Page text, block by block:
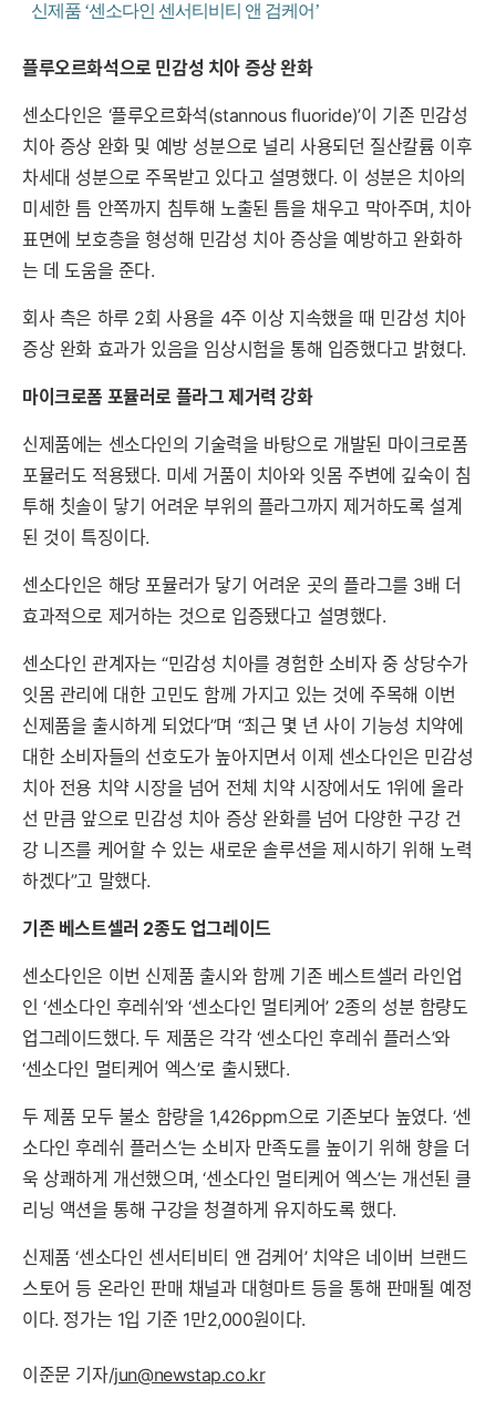
신제품 ‘센소다인 센서티비티 앤 검케어’
플루오르화석으로 민감성 치아 증상 완화
센소다인은 ‘플루오르화석(stannous fluoride)’이 기존 민감성
치아 증상 완화 및 예방 성분으로 널리 사용되던 질산칼륨 이후
차세대 성분으로 주목받고 있다고 설명했다. 이 성분은 치아의
미세한 틈 안쪽까지 침투해 노출된 틈을 채우고 막아주며, 치아
표면에 보호층을 형성해 민감성 치아 증상을 예방하고 완화하
는 데 도움을 준다.
회사 측은 하루 2회 사용을 4주 이상 지속했을 때 민감성 치아
증상 완화 효과가 있음을 임상시험을 통해 입증했다고 밝혔다.
마이크로폼 포뮬러로 플라그 제거력 강화
신제품에는 센소다인의 기술력을 바탕으로 개발된 마이크로폼
포뮬러도 적용됐다. 미세 거품이 치아와 잇몸 주변에 깊숙이 침
투해 칫솔이 닿기 어려운 부위의 플라그까지 제거하도록 설계
된 것이 특징이다.
센소다인은 해당 포뮬러가 닿기 어려운 곳의 플라그를 3배 더
효과적으로 제거하는 것으로 입증됐다고 설명했다.
센소다인 관계자는 “민감성 치아를 경험한 소비자 중 상당수가
잇몸 관리에 대한 고민도 함께 가지고 있는 것에 주목해 이번
신제품을 출시하게 되었다”며 “최근 몇 년 사이 기능성 치약에
대한 소비자들의 선호도가 높아지면서 이제 센소다인은 민감성
치아 전용 치약 시장을 넘어 전체 치약 시장에서도 1위에 올라
선 만큼 앞으로 민감성 치아 증상 완화를 넘어 다양한 구강 건
강 니즈를 케어할 수 있는 새로운 솔루션을 제시하기 위해 노력
하겠다”고 말했다.
기존 베스트셀러 2종도 업그레이드
센소다인은 이번 신제품 출시와 함께 기존 베스트셀러 라인업
인 ‘센소다인 후레쉬’와 ‘센소다인 멀티케어’ 2종의 성분 함량도
업그레이드했다. 두 제품은 각각 ‘센소다인 후레쉬 플러스’와
‘센소다인 멀티케어 엑스’로 출시됐다.
두 제품 모두 불소 함량을 1,426ppm으로 기존보다 높였다. ‘센
소다인 후레쉬 플러스’는 소비자 만족도를 높이기 위해 향을 더
욱 상쾌하게 개선했으며, ‘센소다인 멀티케어 엑스’는 개선된 클
리닝 액션을 통해 구강을 청결하게 유지하도록 했다.
신제품 ‘센소다인 센서티비티 앤 검케어’ 치약은 네이버 브랜드
스토어 등 온라인 판매 채널과 대형마트 등을 통해 판매될 예정
이다. 정가는 1입 기준 1만2,000원이다.
이준문 기자/jun@newstap.co.kr